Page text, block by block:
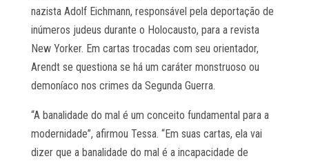
nazista Adolf Eichmann, responsável pela deportação de
inúmeros judeus durante o Holocausto, para a revista
New Yorker. Em cartas trocadas com seu orientador,
Arendt se questiona se há um caráter monstruoso ou
demoníaco nos crimes da Segunda Guerra.
“A banalidade do mal é um conceito fundamental para a
modernidade”, afirmou Tessa. “Em suas cartas, ela vai
dizer que a banalidade do mal é a incapacidade de